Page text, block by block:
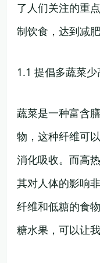
了人们关注的重
制饮食，达到减肥
1.1 提倡多蔬菜
蔬菜是一种富含
物，这种纤维可
消化吸收。而高
其对人体的影响
纤维和低糖的食
糖水果，可以让